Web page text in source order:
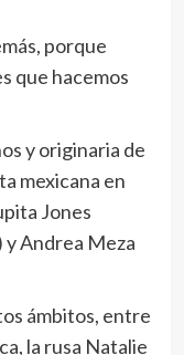
porque
que hacemos
y originaria de
mexicana en
Jones
Andrea Meza
ámbitos, entre
la rusa Natalie